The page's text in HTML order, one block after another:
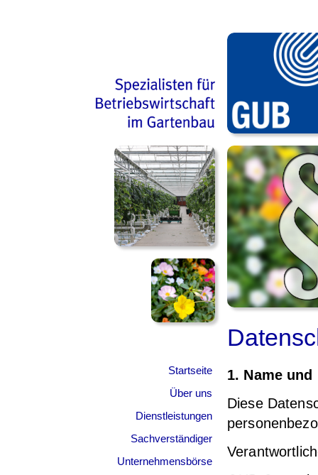
Startseite
Über uns
Dienstleistungen
Sachverständiger
Unternehmensbörse
1. Name
Diese